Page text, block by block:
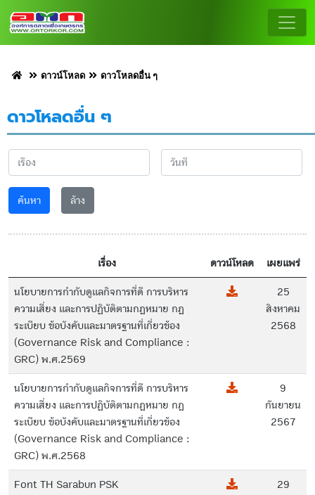
ดาวน์โหลด ดาวโหลดอื่น ๆ
ดาวโหลดอื่น ๆ
ค้นหา ล้าง
เรื่อง ดาวน์โหลด เผยแพร่
นโยบายการกำกับดูแลกิจการที่ดี การบริหาร
ความเสี่ยง และการปฏิบัติตามกฎหมาย กฎ
ระเบียบ ข้อบังคับและมาตรฐานที่เกี่ยวข้อง
(Governance Risk and Compliance :
GRC) พ.ศ.2569
25
สิงหาคม
2568
นโยบายการกำกับดูแลกิจการที่ดี การบริหาร
ความเสี่ยง และการปฏิบัติตามกฎหมาย กฎ
ระเบียบ ข้อบังคับและมาตรฐานที่เกี่ยวข้อง
(Governance Risk and Compliance :
GRC) พ.ศ.2568
9
กันยายน
2567
Font TH Sarabun PSK
29